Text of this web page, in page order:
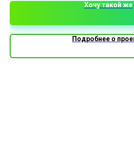
Хочу такой же
Подробнее о